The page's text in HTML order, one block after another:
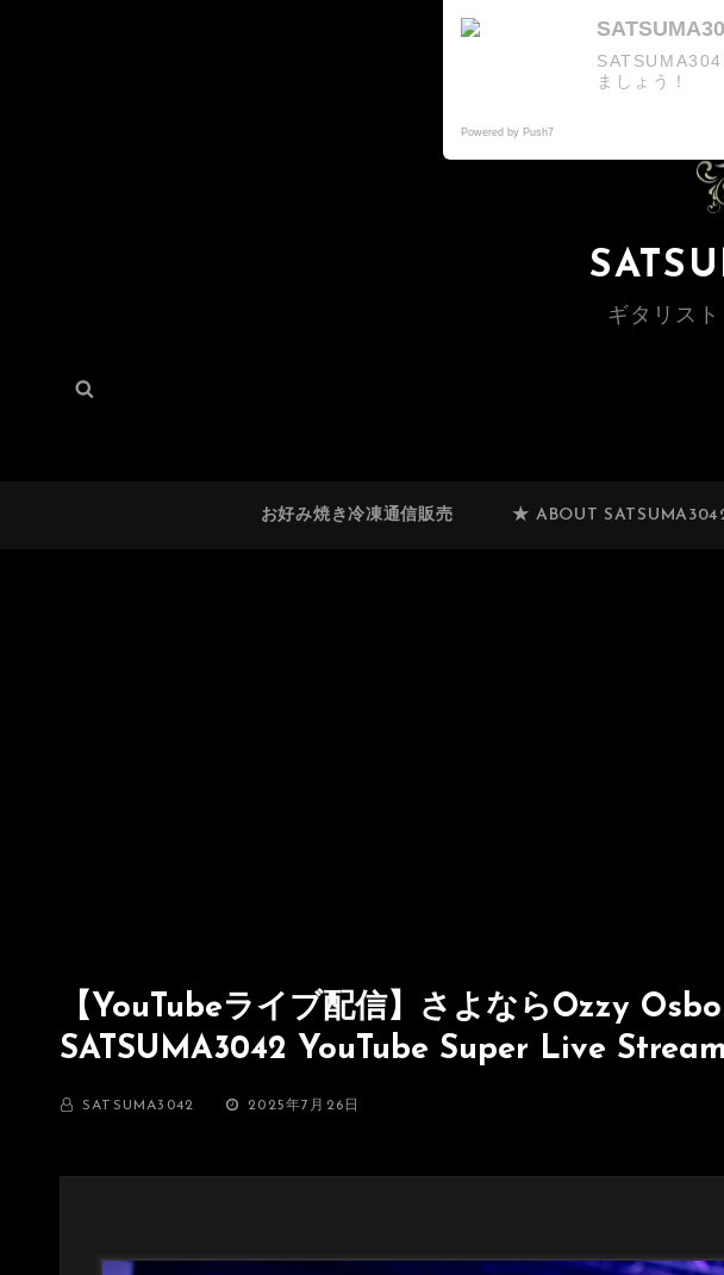
ギタリス
検
お好み焼き冷凍通信販売 ★ ABOUT
【YouTubeライブ配信】さよならOzzy
SATSUMA3042 YouTube Super Live
BY SATSUMA3042
投
2025年7月26日
ましょう！
Powered by Push7